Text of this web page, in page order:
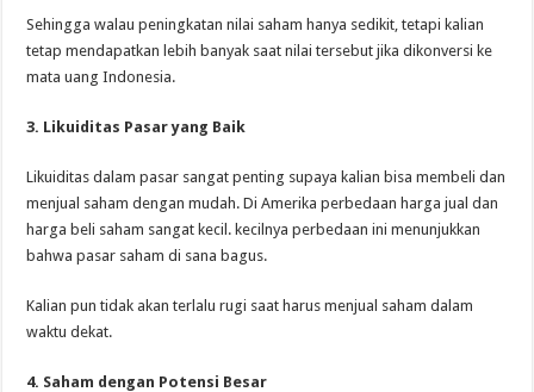
Sehingga walau peningkatan nilai saham hanya sedikit, tetapi kalian
tetap mendapatkan lebih banyak saat nilai tersebut jika dikonversi ke
mata uang Indonesia.
3. Likuiditas Pasar yang Baik
Likuiditas dalam pasar sangat penting supaya kalian bisa membeli dan
menjual saham dengan mudah. Di Amerika perbedaan harga jual dan
harga beli saham sangat kecil. kecilnya perbedaan ini menunjukkan
bahwa pasar saham di sana bagus.
Kalian pun tidak akan terlalu rugi saat harus menjual saham dalam
waktu dekat.
4. Saham dengan Potensi Besar